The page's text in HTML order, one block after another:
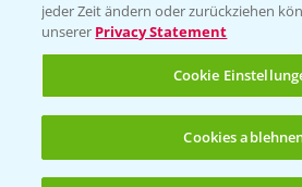
Sammelstellen und Termine
Kontakt & Notfall
Beratung auf
jeder Zeit ändern oder zurückziehen
unserer Privacy Statement
Cookie
Cookies